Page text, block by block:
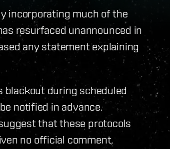
incorporating much of the
resurfaced unannounced in
any statement explaining
blackout during scheduled
notified in advance.
that these protocols
no official comment,